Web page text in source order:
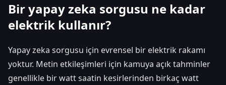
Bir yapay zeka sorgusu ne kadar
elektrik kullanır?
Yapay zeka sorgusu için evrensel bir elektrik rakamı
yoktur. Metin etkileşimleri için kamuya açık tahminler
genellikle bir watt saatin kesirlerinden birkaç watt